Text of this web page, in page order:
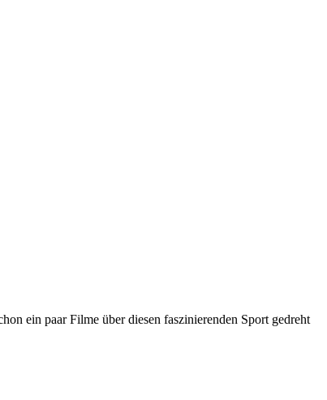
ein paar Filme über diesen faszinierenden Sport gedreht